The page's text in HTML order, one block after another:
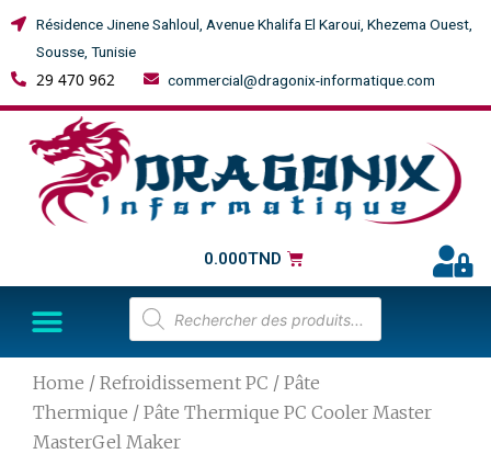
Résidence Jinene Sahloul, Avenue Khalifa El Karoui, Khezema Ouest,
Sousse, Tunisie
29 470 962 commercial@dragonix-informatique.com
0.000TND
Home / Refroidissement PC / Pâte
Thermique / Pâte Thermique PC Cooler Master
MasterGel Maker